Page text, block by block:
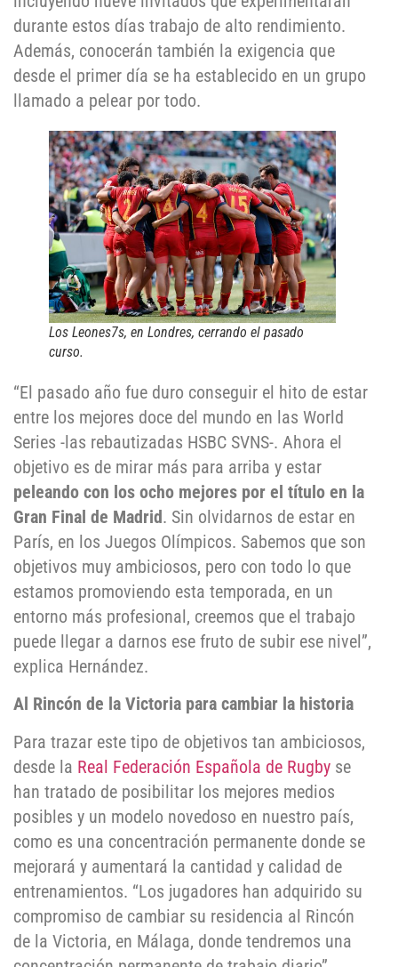
durante estos días trabajo de alto rendimiento.
Además, conocerán también la exigencia que
desde el primer día se ha establecido en un grupo
llamado a pelear por todo.
Los Leones7s, en Londres, cerrando el pasado
curso.
“El pasado año fue duro conseguir el hito de estar
entre los mejores doce del mundo en las World
Series -las rebautizadas HSBC SVNS-. Ahora el
objetivo es de mirar más para arriba y estar
peleando con los ocho mejores por el título en la
Gran Final de Madrid. Sin olvidarnos de estar en
París, en los Juegos Olímpicos. Sabemos que son
objetivos muy ambiciosos, pero con todo lo que
estamos promoviendo esta temporada, en un
entorno más profesional, creemos que el trabajo
puede llegar a darnos ese fruto de subir ese nivel”,
explica Hernández.
Al Rincón de la Victoria para cambiar la historia
Para trazar este tipo de objetivos tan ambiciosos,
desde la Real Federación Española de Rugby se
han tratado de posibilitar los mejores medios
posibles y un modelo novedoso en nuestro país,
como es una concentración permanente donde se
mejorará y aumentará la cantidad y calidad de
entrenamientos. “Los jugadores han adquirido su
compromiso de cambiar su residencia al Rincón
de la Victoria, en Málaga, donde tendremos una